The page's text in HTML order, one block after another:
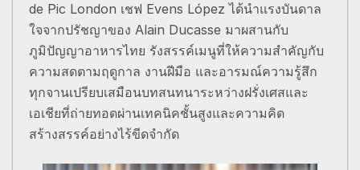
de Pic London เชฟ Evens López ได้นำแรงบันดาล
ใจจากปรัชญาของ Alain Ducasse มาผสานกับ
ภูมิปัญญาอาหารไทย รังสรรค์เมนูที่ให้ความสำคัญกับ
ความสดตามฤดูกาล งานฝีมือ และอารมณ์ความรู้สึก
ทุกจานเปรียบเสมือนบทสนทนาระหว่างฝรั่งเศสและ
เอเชียที่ถ่ายทอดผ่านเทคนิคชั้นสูงและความคิด
สร้างสรรค์อย่างไร้ขีดจำกัด